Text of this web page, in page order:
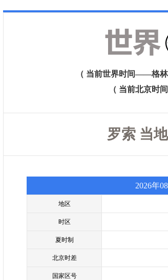
（ 当前世界时间——格林
（ 当前北京时
罗索 当
2026年
地区
时区
夏时制
北京时差
国家区号